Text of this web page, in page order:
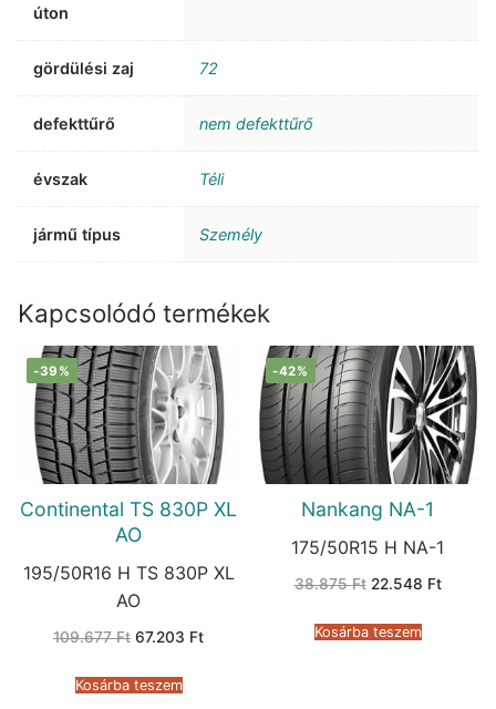
úton
gördülési zaj 72
defekttűrő nem defekttűrő
évszak Téli
jármű típus Személy
Kapcsolódó termékek
-39%
Continental TS 830P XL
AO
195/50R16 H TS 830P XL
AO
109.677Ft Original
109.677 Ft.
67.203 FtCurrent
Kosárba teszem
-42%
Nankang NA-1
175/50R15 H NA-1
38.875Ft Original
38.875 Ft.
22.548 FtCurrent
Kosárba teszem